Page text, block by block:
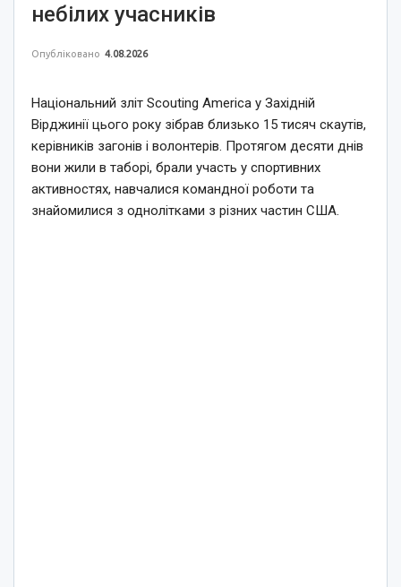
небілих учасників
Опубліковано 4.08.2026
Національний зліт Scouting America у Західній
Вірджинії цього року зібрав близько 15 тисяч скаутів,
керівників загонів і волонтерів. Протягом десяти днів
вони жили в таборі, брали участь у спортивних
активностях, навчалися командної роботи та
знайомилися з однолітками з різних частин США.